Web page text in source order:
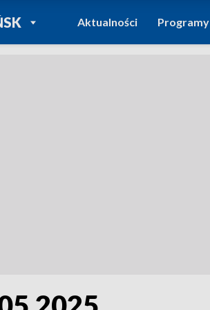
DO
REGIONY
Aktualności Programy